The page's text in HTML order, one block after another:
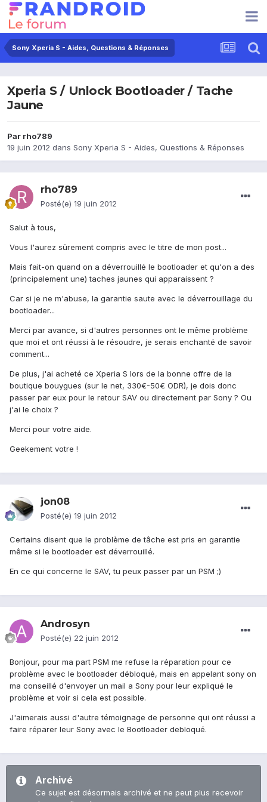
Sony Xperia S - Aides, Questions & Réponses
Xperia S / Unlock Bootloader / Tache
Jaune
Par rho789
19 juin 2012 dans Sony Xperia S - Aides, Questions & Réponses
rho789
Posté(e) 19 juin 2012
Salut à tous,
Vous l'aurez sûrement compris avec le titre de mon post...
Mais fait-on quand on a déverrouillé le bootloader et qu'on a des
(principalement une) taches jaunes qui apparaissent ?
Car si je ne m'abuse, la garantie saute avec le déverrouillage du
bootloader...
Merci par avance, si d'autres personnes ont le même problème
que moi et ont réussi à le résoudre, je serais enchanté de savoir
comment...
De plus, j'ai acheté ce Xperia S lors de la bonne offre de la
boutique bouygues (sur le net, 330€-50€ ODR), je dois donc
passer par eux pour le retour SAV ou directement par Sony ? Ou
j'ai le choix ?
Merci pour votre aide.
Geekement votre !
jon08
Posté(e) 19 juin 2012
Certains disent que le problème de tâche est pris en garantie
même si le bootloader est déverrouillé.
En ce qui concerne le SAV, tu peux passer par un PSM ;)
Androsyn
Posté(e) 22 juin 2012
Bonjour, pour ma part PSM me refuse la réparation pour ce
problème avec le bootloader débloqué, mais en appelant sony on
ma conseillé d'envoyer un mail a Sony pour leur expliqué le
problème et voir si cela est possible.
J'aimerais aussi d'autre témoignage de personne qui ont réussi a
faire réparer leur Sony avec le Bootloader debloqué.
Archivé
Ce sujet est désormais archivé et ne peut plus recevoir